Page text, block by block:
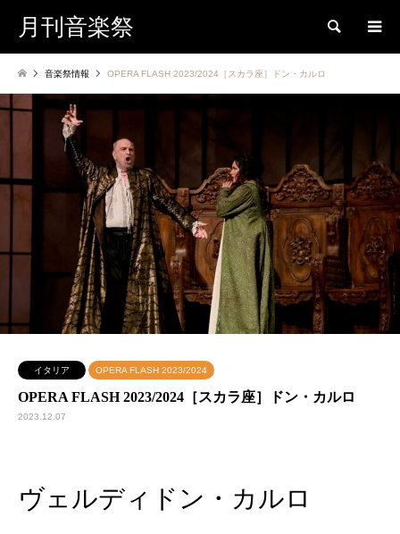
月刊音楽祭 検索
音楽祭情報 OPERA FLASH 2023/2024［スカラ座］ドン・カルロ
イタリア OPERA FLASH 2023/2024
OPERA FLASH 2023/2024［スカラ座］ドン・カルロ
2023.12.07
ヴェルディドン・カルロ